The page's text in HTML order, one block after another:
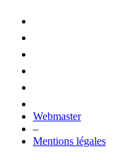
Webmaster
–
Mentions légales